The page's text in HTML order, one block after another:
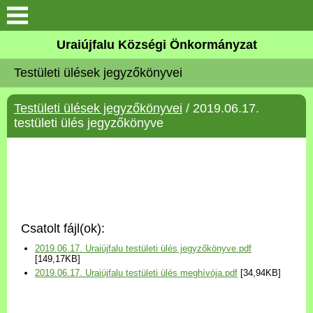
Köszöntő
Elérhetőségek
Uraiújfalu
Választási információk
Versenyképes Járások
Uraiújfalu Községi Önkormányzat
Testületi ülések jegyzőkönyvei
Testületi ülések jegyzőkönyvei / 2019.06.17.
testületi ülés jegyzőkönyve
Csatolt fájl(ok):
2019.06.17. Uraiújfalu testületi ülés jegyzőkönyve.pdf
[149,17KB]
2019.06.17. Uraiújfalu testületi ülés meghívója.pdf [34,94KB]